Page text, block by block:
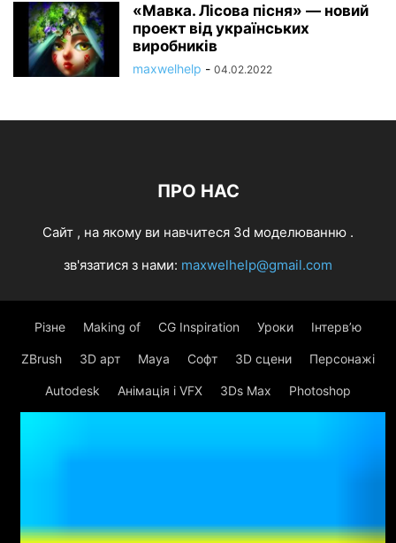
«Мавка. Лісова пісня» — новий
проект від українських
виробників
maxwelhelp - 04.02.2022
ПРО НАС
Cайт , на якому ви навчитеся 3d моделюванню .
зв'язатися з нами: maxwelhelp@gmail.com
Різне Making of CG Inspiration Уроки Інтерв’ю
ZBrush 3D арт Maya Софт 3D сцени Персонажі
Autodesk Анімація і VFX 3Ds Max Photoshop